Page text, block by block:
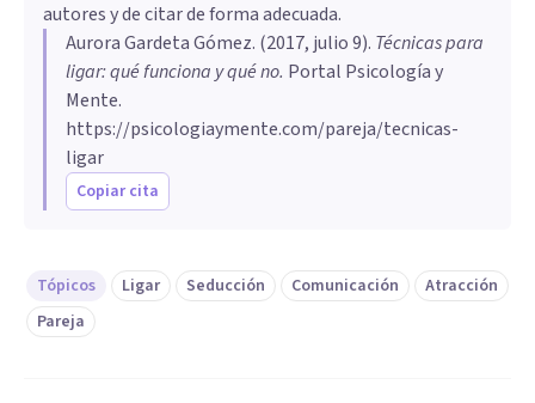
autores y de citar de forma adecuada.
​Aurora Gardeta Gómez. (2017, julio 9). Técnicas para
ligar: qué funciona y qué no. Portal Psicología y
Mente.
https://psicologiaymente.com/pareja/tecnicas-
ligar
Copiar cita
Tópicos Ligar Seducción Comunicación
Atracción
Pareja